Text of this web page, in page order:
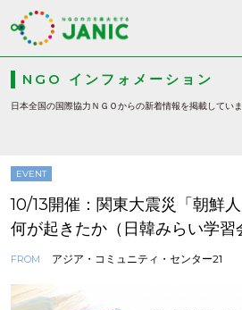
NGO インフォメーション
日本全国の国際協力ＮＧＯからの新着情報を掲載していま
EVENT
10/13開催：関東大震災「朝鮮
何が起きたか（日韓みらい学習
FROM アジア・コミュニティ・センター21